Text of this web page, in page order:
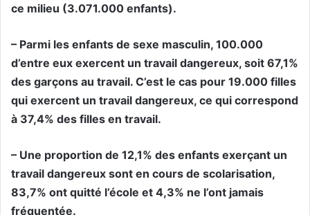
ce milieu (3.071.000 enfants).
– Parmi les enfants de sexe masculin, 100.000
d’entre eux exercent un travail dangereux, soit 67,1%
des garçons au travail. C’est le cas pour 19.000 filles
qui exercent un travail dangereux, ce qui correspond
à 37,4% des filles en travail.
– Une proportion de 12,1% des enfants exerçant un
travail dangereux sont en cours de scolarisation,
83,7% ont quitté l’école et 4,3% ne l’ont jamais
fréquentée.